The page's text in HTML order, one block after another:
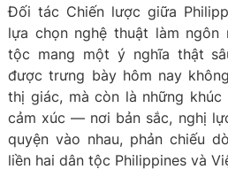
Đối tác Chiến lược giữa
lựa chọn nghệ thuật làm
tộc mang một ý nghĩa thật
được trưng bày hôm nay
thị giác, mà còn là những
cảm xúc — nơi bản sắc, nghị
quyện vào nhau, phản chiếu
liền hai dân tộc Philippines và